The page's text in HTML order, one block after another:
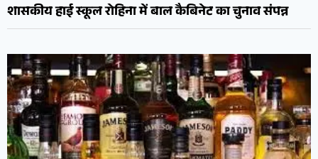
शासकीय हाई स्कूल रोहिना में बाल कैबिनेट का चुनाव संपन्न